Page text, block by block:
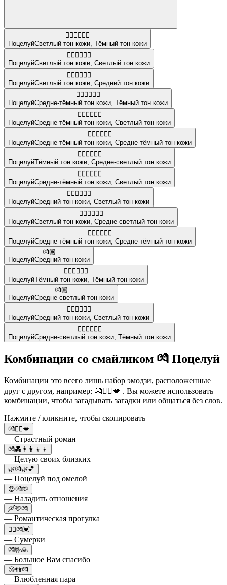
👨🏻‍❤️‍💋‍👨🏿
ПоцелуйСветлый тон кожи Тёмный тон кожи
👩🏻‍❤️‍💋‍👨🏻
ПоцелуйСветлый тон кожи Светлый тон кожи
👨🏻‍❤️‍💋‍👨🏽
ПоцелуйСветлый тон кожи Средний тон кожи
🧑🏾‍❤️‍💋‍🧑🏿
ПоцелуйСредне-тёмный тон кожи Тёмный тон кожи
👩🏾‍❤️‍💋‍👩🏻
ПоцелуйСредне-тёмный тон кожи Светлый тон кожи
👩🏾‍❤️‍💋‍👨🏾
ПоцелуйСредне-тёмный тон кожи Средне-тёмный тон кожи
👨🏿‍❤️‍💋‍👨🏼
ПоцелуйТёмный тон кожи Средне-светлый тон кожи
👩🏾‍❤️‍💋‍👨🏻
ПоцелуйСредне-тёмный тон кожи Светлый тон кожи
👨🏽‍❤️‍💋‍👨🏻
ПоцелуйСредний тон кожи Светлый тон кожи
👨🏻‍❤️‍💋‍👨🏼
ПоцелуйСветлый тон кожи Средне-светлый тон кожи
👩🏾‍❤️‍💋‍👩🏾
ПоцелуйСредне-тёмный тон кожи Средне-тёмный тон кожи
💏🏽
ПоцелуйСредний тон кожи
👩🏿‍❤️‍💋‍👨🏿
ПоцелуйТёмный тон кожи Тёмный тон кожи
💏🏼
ПоцелуйСредне-светлый тон кожи
👩🏽‍❤️‍💋‍👨🏻
ПоцелуйСредний тон кожи Светлый тон кожи
👩🏼‍❤️‍💋‍👩🏿
ПоцелуйСредне-светлый тон кожи Тёмный тон кожи
Комбинации со смайликом 💏 Поцелуй
Комбинации это всего лишь набор эмодзи, расположенные
друг с другом, например: 💏❤️‍🔥💋 . Вы можете использовать
комбинации, чтобы загадывать загадки или общаться без слов.
Нажмите / кликните, чтобы скопировать
💏❤️‍🔥💋
— Страстный роман
💏💑👨‍👩‍👦‍👦
— Целую своих близких
🌿💏🌿💕
— Поцелуй под омелой
😍💏🤲
— Наладить отношения
🛶🩷💏
— Романтическая прогулка
🧛‍♀️💏💓
— Сумерки
💏🤟🙏
— Большое Вам спасибо
😘👫💏
— Влюбленная пара